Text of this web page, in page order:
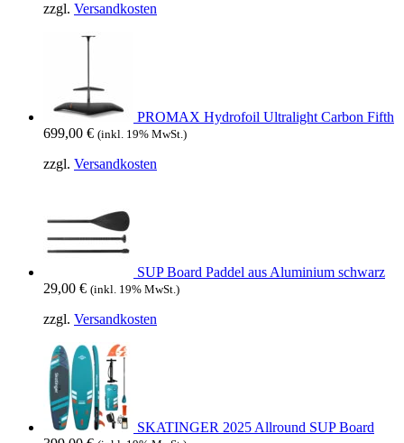
zzgl. Versandkosten
PROMAX Hydrofoil Ultralight Carbon Fifth
699,00 € (inkl. 19% MwSt.)
zzgl. Versandkosten
SUP Board Paddel aus Aluminium schwarz
29,00 € (inkl. 19% MwSt.)
zzgl. Versandkosten
SKATINGER 2025 Allround SUP Board